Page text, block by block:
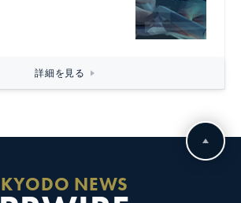
詳細を見る
KYODO NEWS